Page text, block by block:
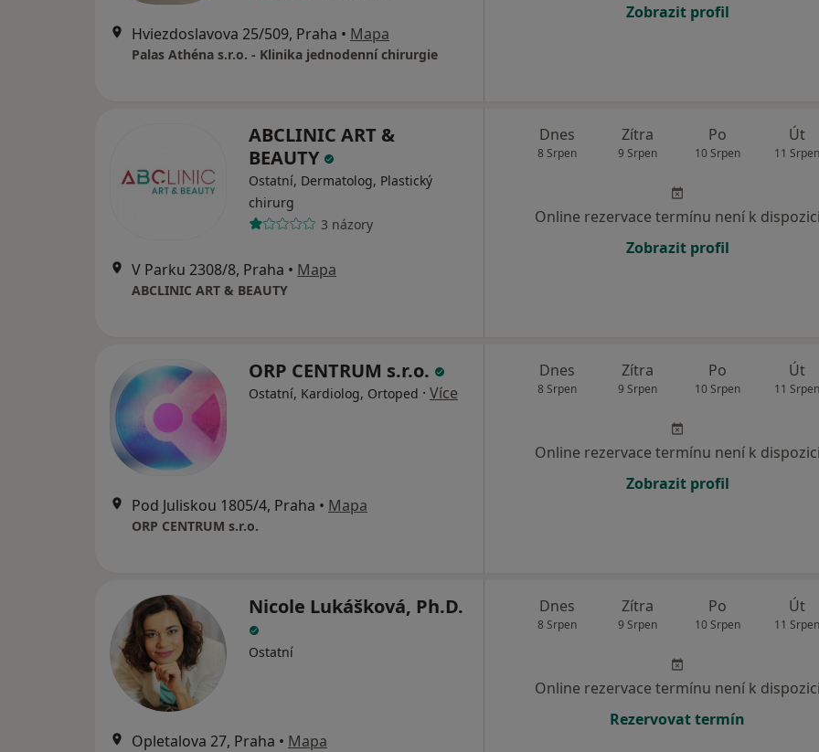
Hviezdoslavova 25/509, Praha • Mapa
Palas Athéna s.r.o. - Klinika jednodenní chirurgie
Zobrazit profil
ABCLINIC ART &
BEAUTY
Ostatní, Dermatolog, Plastický
chirurg
3 názory
V Parku 2308/8, Praha • Mapa
ABCLINIC ART & BEAUTY
Dnes
8 Srpen
Zítra
9 Srpen
Po
10 Srpen
Út
11 Srpen
Online rezervace termínu není k dispozici
Zobrazit profil
ORP CENTRUM s.r.o.
Ostatní, Kardiolog, Ortoped · Více
Pod Juliskou 1805/4, Praha • Mapa
ORP CENTRUM s.r.o.
Dnes
8 Srpen
Zítra
9 Srpen
Po
10 Srpen
Út
11 Srpen
Online rezervace termínu není k dispozici
Zobrazit profil
Nicole Lukášková, Ph.D.
Ostatní
Opletalova 27, Praha • Mapa
Dnes
8 Srpen
Zítra
9 Srpen
Po
10 Srpen
Út
11 Srpen
Online rezervace termínu není k dispozici
Rezervovat termín